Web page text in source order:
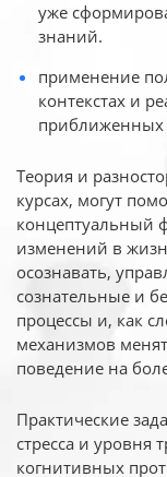
уже
знаний.
применение
контекстах и
приближенных
Теория и
курсах, могут
концептуальный
изменений в
осознавать,
сознательные и
процессы и, как
механизмов
поведение на
Практические
стресса и уровня
когнитивных